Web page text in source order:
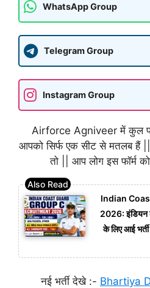
WhatsApp Group
Telegram Group
Instagram Group
Airforce Agniveer में कुल
आपको सिर्फ एक सीट से मतलब हैं
तो || आप लोग इस फॉर्म को
Indian
2026: इंडियन
के लिए आई
नई भर्ती देखे :- Bhartiya